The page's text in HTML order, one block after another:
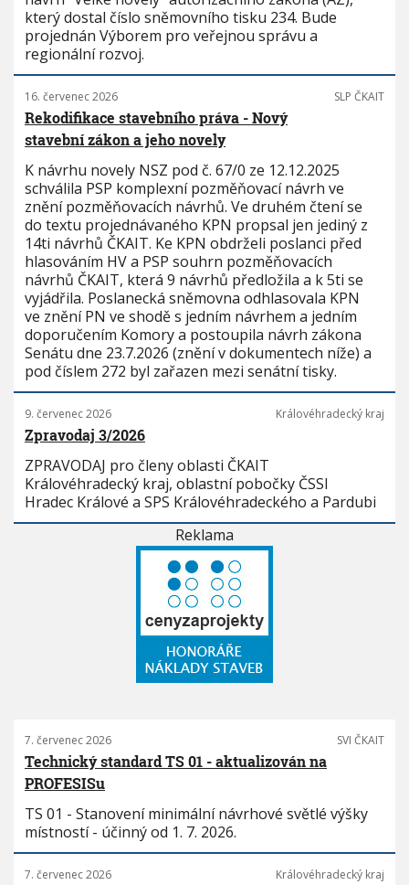
který dostal číslo sněmovního tisku 234. Bude
projednán Výborem pro veřejnou správu a
regionální rozvoj.
16. červenec 2026 SLP ČKAIT
Rekodifikace stavebního práva - Nový
stavební zákon a jeho novely
K návrhu novely NSZ pod č. 67/0 ze 12.12.2025
schválila PSP komplexní pozměňovací návrh ve
znění pozměňovacích návrhů. Ve druhém čtení se
do textu projednávaného KPN propsal jen jediný z
14ti návrhů ČKAIT. Ke KPN obdrželi poslanci před
hlasováním HV a PSP souhrn pozměňovacích
návrhů ČKAIT, která 9 návrhů předložila a k 5ti se
vyjádřila. Poslanecká sněmovna odhlasovala KPN
ve znění PN ve shodě s jedním návrhem a jedním
doporučením Komory a postoupila návrh zákona
Senátu dne 23.7.2026 (znění v dokumentech níže) a
pod číslem 272 byl zařazen mezi senátní tisky.
9. červenec 2026 Královéhradecký kraj
Zpravodaj 3/2026
ZPRAVODAJ pro členy oblasti ČKAIT
Královéhradecký kraj, oblastní pobočky ČSSI
Hradec Králové a SPS Královéhradeckého a Pardubi
Reklama
7. červenec 2026 SVI ČKAIT
Technický standard TS 01 - aktualizován na
PROFESISu
TS 01 - Stanovení minimální návrhové světlé výšky
místností - účinný od 1. 7. 2026.
7. červenec 2026 Královéhradecký kraj